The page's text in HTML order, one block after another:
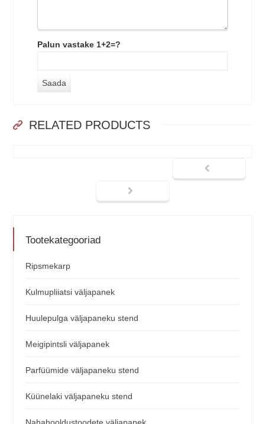
Palun vastake 1+2=?
RELATED PRODUCTS
Tootekategooriad
Ripsmekarp
Kulmupliiatsi väljapanek
Huulepulga väljapaneku stend
Meigipintsli väljapanek
Parfüümide väljapaneku stend
Küünelaki väljapaneku stend